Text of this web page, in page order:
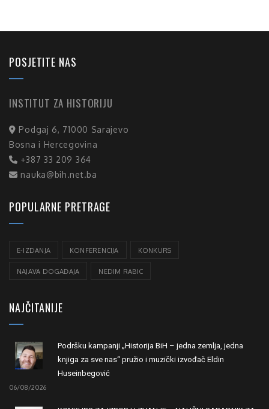
POSJETITE NAS
INSTITUT ZA HISTORIJU
Podgaj 6, 71000 Sarajevo
Bosna i Hercegovina
+387 33 209 364
nauka@bih.net.ba
POPULARNE PRETRAGE
E-IZDANJA KONFERENCIJA KONKURS
NAJAVA DOGAĐAJA NEDIM RABIC
NAJČITANIJE
Podršku kampanji „Historija BiH – jedna zemlja, jedna
knjiga za sve nas“ pružio i muzički izvođač Eldin
Huseinbegović
06/08/2026